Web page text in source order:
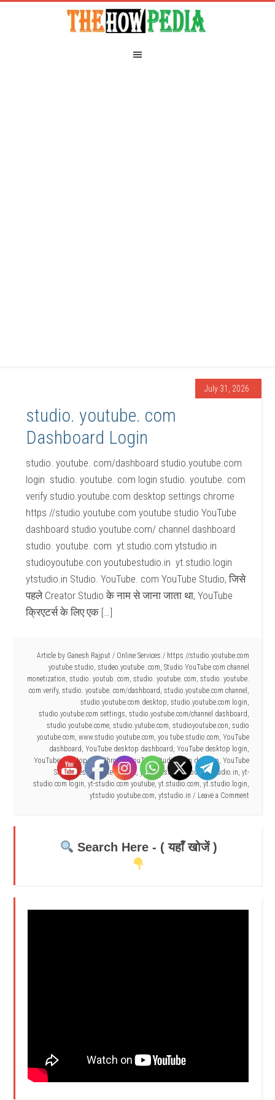
July 31, 2026
studio. youtube. com
Dashboard Login
studio. youtube. com/dashboard studio.youtube.com
login studio. youtube. com login studio. youtube. com
verify studio.youtube.com desktop settings chrome
https //studio.youtube.com youtube studio YouTube
dashboard studio.youtube.com/ channel dashboard
studio. youtube. com yt.studio.com ytstudio.in
studioyoutube.con youtubestudio.in yt.studio.login
ytstudio.in Studio. YouTube. com YouTube Studio, जिसे
पहले Creator Studio के नाम से जाना जाता था, YouTube
क्रिएटर्स के लिए एक […]
Article by Ganesh Rajput / Online Services / https //studio.youtube.com
youtube studio, studeo.youtube .com, Studio YouTube com channel
monetization, studio. youtub. com, studio. youtube. com, studio. youtube.
com verify, studio. youtube. com/dashboard, studio.youtube.com channel ,
studio.youtube.com desktop, studio.youtube.com login,
studio.youtube.com settings, studio.youtube.com/channel dashboard,
studio.youtube.come, studio.yutube.com, studioyoutube.con, sudio
youtube com, www.studio youtube.com, you tube studio.com, YouTube
dashboard, YouTube desktop dashboard, YouTube desktop login,
YouTube desktop site Chrome,YouTube Studio Com desktop, YouTube
Studio desktop site chrome, youtubestudio,youtubestudio.in, yt-
studio.com login, yt-studio.com youtube, yt.studio.com, yt.studio.login,
ytstudio youtube.com, ytstudio.in Leave a Comment
Search Here - ( यहाँ खोजें )